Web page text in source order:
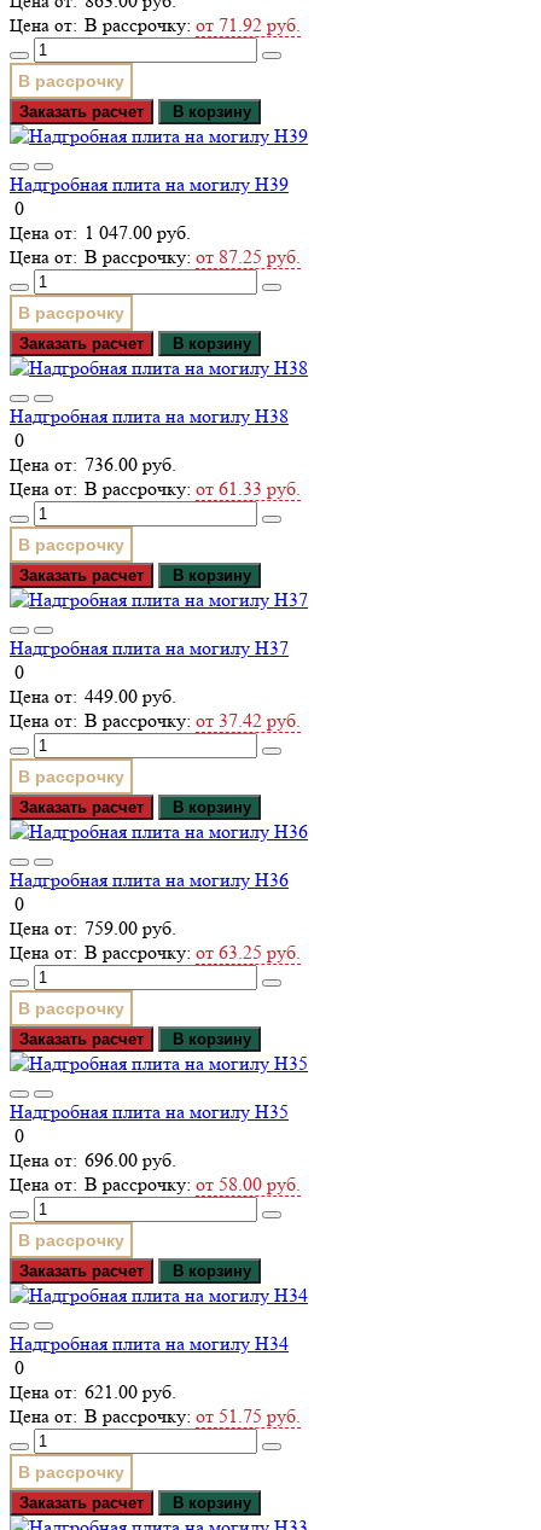
В рассрочку: от 71.92 руб.
В рассрочку
Заказать расчет В корзину
Надгробная плита на могилу Н39
0
1 047.00 руб.
В рассрочку: от 87.25 руб.
В рассрочку
Заказать расчет В корзину
Надгробная плита на могилу Н38
0
736.00 руб.
В рассрочку: от 61.33 руб.
В рассрочку
Заказать расчет В корзину
Надгробная плита на могилу Н37
0
449.00 руб.
В рассрочку: от 37.42 руб.
В рассрочку
Заказать расчет В корзину
Надгробная плита на могилу Н36
0
759.00 руб.
В рассрочку: от 63.25 руб.
В рассрочку
Заказать расчет В корзину
Надгробная плита на могилу Н35
0
696.00 руб.
В рассрочку: от 58.00 руб.
В рассрочку
Заказать расчет В корзину
Надгробная плита на могилу Н34
0
621.00 руб.
В рассрочку: от 51.75 руб.
В рассрочку
Заказать расчет В корзину